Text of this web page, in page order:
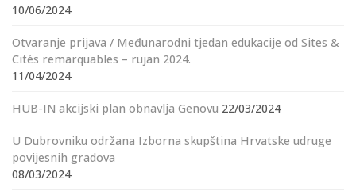
10/06/2024
Otvaranje prijava / Međunarodni tjedan edukacije od Sites &
Cités remarquables – rujan 2024.
11/04/2024
HUB-IN akcijski plan obnavlja Genovu 22/03/2024
U Dubrovniku održana Izborna skupština Hrvatske udruge
povijesnih gradova
08/03/2024